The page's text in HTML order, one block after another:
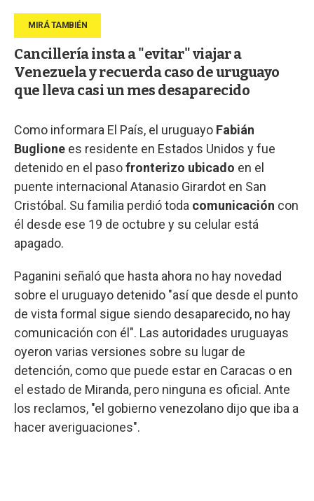
Cancillería insta a "evitar" viajar a
Venezuela y recuerda caso de uruguayo
que lleva casi un mes desaparecido
Como informara El País, el uruguayo Fabián
Buglione es residente en Estados Unidos y fue
detenido en el pasofronterizo ubicado en el
puente internacional Atanasio Girardot en San
Cristóbal. Su familia perdió toda comunicación con
él desde ese 19 de octubre y su celular está
apagado.
Paganini señaló que hasta ahora no hay novedad
sobre el uruguayo detenido "así que desde el punto
de vista formal sigue siendo desaparecido, no hay
comunicación con él". Las autoridades uruguayas
oyeron varias versiones sobre su lugar de
detención, como que puede estar en Caracas o en
el estado de Miranda, pero ninguna es oficial. Ante
los reclamos, "el gobierno venezolano dijo que iba a
hacer averiguaciones".